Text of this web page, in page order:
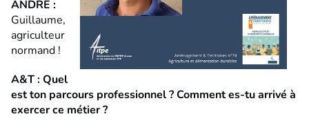
ANDRÉ :
Guillaume,
agriculteur
normand !
A&T :Quel
est ton parcours professionnel ? Comment es-tu arrivé à
exercer ce métier ?